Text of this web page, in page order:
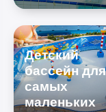
Детский
бассейн для
самых
маленьких